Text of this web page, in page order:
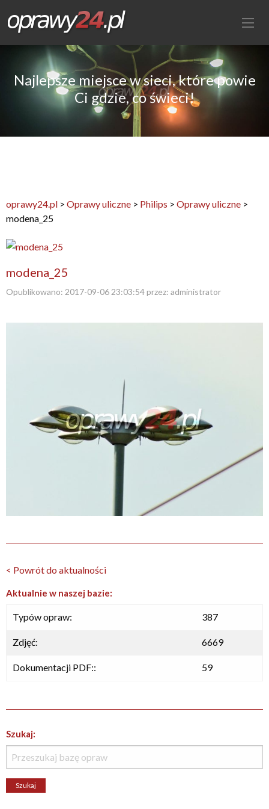
Najlepsze miejsce w sieci, które powie
Ci gdzie, co świeci!
oprawy24.pl > Oprawy uliczne > Philips > Oprawy uliczne >
modena_25
modena_25
Opublikowano: 2017-09-06 23:03:54przez: administrator
< Powrót do aktualności
Aktualnie w naszej bazie:
Typów opraw: 387
Zdjęć: 6669
Dokumentacji PDF:: 59
Szukaj: